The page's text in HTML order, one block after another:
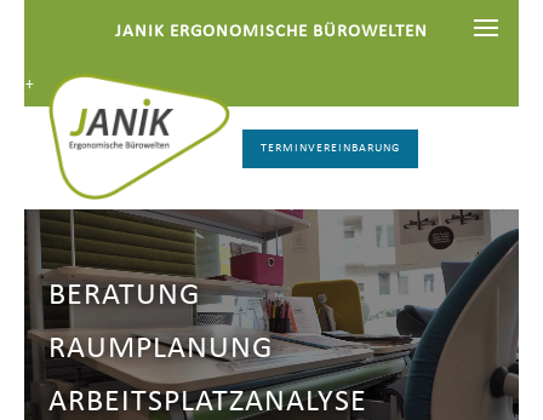
TERMINVEREINBARUNG
JANIK ERGONOMISCHE BÜROWELTEN
BERATUNG
RAUMPLANUNG
ARBEITSPLATZANALYSE